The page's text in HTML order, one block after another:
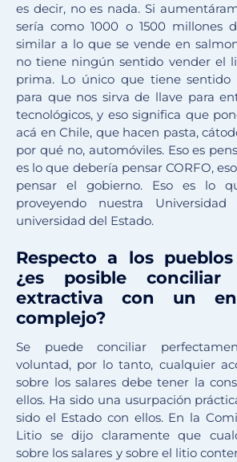
es decir, no es nada. Si
sería como 1000 o 1500 millones
similar a lo que se vende en
no tiene ningún sentido vender el
prima. Lo único que tiene
para que nos sirva de llave para
tecnológicos, y eso significa que
acá en Chile, que hacen pasta,
por qué no, automóviles. Eso es
es lo que debería pensar CORFO,
pensar el gobierno. Eso es lo
proveyendo nuestra
universidad del Estado.
Respecto a los
¿es posible
extractiva con un
complejo?
Se puede conciliar
voluntad, por lo tanto, cualquier
sobre los salares debe tener la
ellos. Ha sido una usurpación
sido el Estado con ellos. En la
Litio se dijo claramente que
sobre los salares y sobre el litio